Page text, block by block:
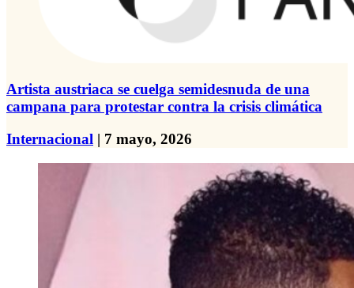
Artista austriaca se cuelga semidesnuda de una
campana para protestar contra la crisis climática
Internacional | 7 mayo, 2026